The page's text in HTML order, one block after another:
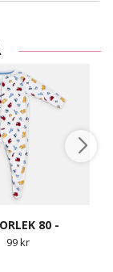
80 -
99 kr